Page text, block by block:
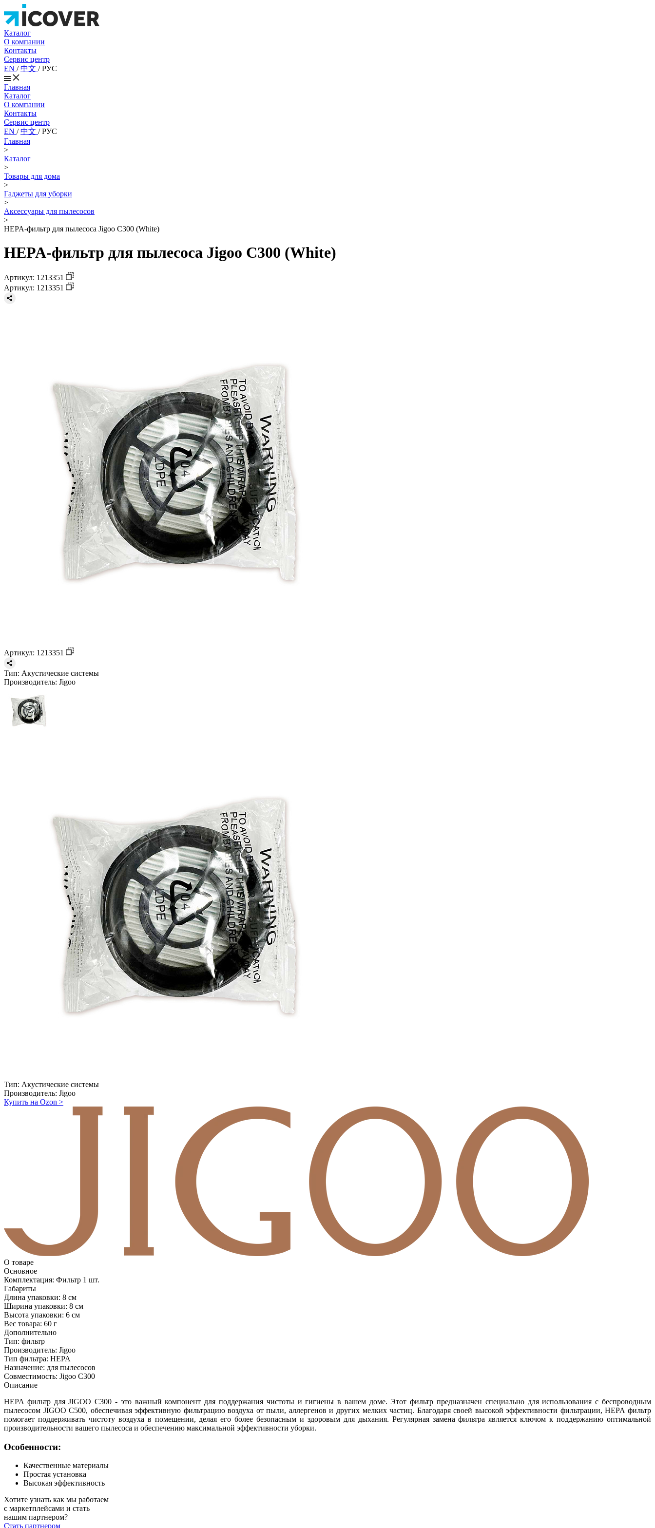
Каталог
О компании
Контакты
Сервис центр
EN /中文 /РУС
Главная
Каталог
О компании
Контакты
Сервис центр
EN /中文 /РУС
Главная
>
Каталог
>
Товары для дома
>
Гаджеты для уборки
>
Аксессуары для пылесосов
>
HEPA-фильтр для пылесоса Jigoo C300 (White)
HEPA-фильтр для пылесоса Jigoo C300 (White)
Артикул: 1213351
Артикул: 1213351
Артикул: 1213351
Тип: Акустические системы
Производитель: Jigoo
Тип: Акустические системы
Производитель: Jigoo
Купить на Ozon >
О товаре
Основное
Комплектация: Фильтр 1 шт.
Габариты
Длина упаковки: 8 см
Ширина упаковки: 8 см
Высота упаковки: 6 см
Вес товара: 60 г
Дополнительно
Тип: фильтр
Производитель: Jigoo
Тип фильтра: HEPA
Назначение: для пылесосов
Совместимость: Jigoo C300
Описание
HEPA фильтр для JIGOO C300 - это важный компонент для поддержания чистоты и гигиены в вашем доме. Этот фильтр предназначен специально для использования с беспроводным
пылесосом JIGOO C500, обеспечивая эффективную фильтрацию воздуха от пыли, аллергенов и других мелких частиц. Благодаря своей высокой эффективности фильтрации, HEPA фильтр
помогает поддерживать чистоту воздуха в помещении, делая его более безопасным и здоровым для дыхания. Регулярная замена фильтра является ключом к поддержанию оптимальной
производительности вашего пылесоса и обеспечению максимальной эффективности уборки.
Особенности:
Качественные материалы
Простая установка
Высокая эффективность
Хотите узнать как мы работаем
с маркетплейсами и стать
нашим партнером?
Стать партнером